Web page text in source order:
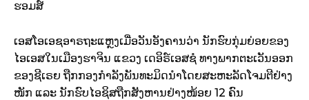
ຮອມສ໌
ເອສໂອເອຊອາຣຖະແຫຼງເມື່ອວັນອັງຄານວ່າ ນັກຮົບກຸ່ມຍ່ອຍຂອງ
ໄອເອສໃນເມືອງຮາຈິນ ແຂວງ ເດອິຣ໌ເອສຊໍ ທາງພາກຕະເວັນອອກ
ຂອງຊີເຣຍ ຖືກກອງກຳລັງພັນທະມິດນຳໂດຍສະຫະລັດໂຈມຕີຢ່າງ
ໜັກ ແລະ ນັກຮົບໄອຊິສຖືກສັງຫານຢ່າງໜ້ອຍ 12 ຄົນ